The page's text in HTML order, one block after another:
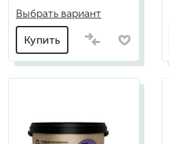
Выбрать вариант
Купить